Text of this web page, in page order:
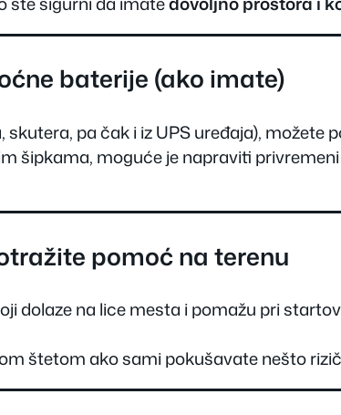
baterije (ako imate)
pa čak i iz UPS uređaja), možete
šipkama, moguće je napraviti
pomoć na terenu
dolaze na lice mesta i pomažu pri
štetom ako sami pokušavate nešto